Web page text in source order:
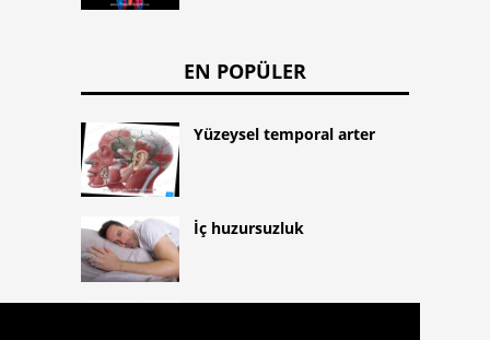
EN POPÜLER
Yüzeysel temporal arter
İç huzursuzluk